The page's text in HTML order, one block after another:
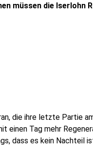
müssen die Iserlohn
die ihre letzte Partie
einen Tag mehr
dass es kein Nachteil